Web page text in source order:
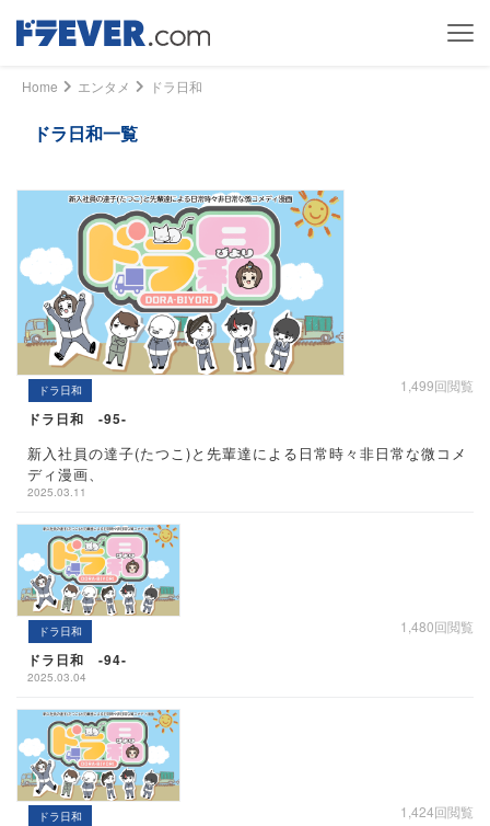
Home エンタメ ドラ日和
ドラ日和一覧
ドラ日和 1,499回閲覧
ドラ日和 -95-
新入社員の達子(たつこ)と先輩達による日常時々非日常な微コメ
ディ漫画、
2025.03.11
ドラ日和 1,480回閲覧
ドラ日和 -94-
2025.03.04
ドラ日和 1,424回閲覧